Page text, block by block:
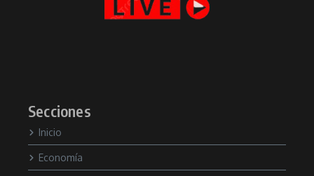
Secciones
Inicio
Economía